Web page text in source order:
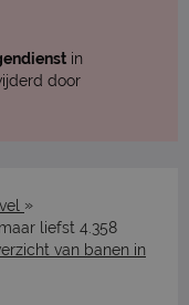
in
door
»
liefst 4.358
van banen in